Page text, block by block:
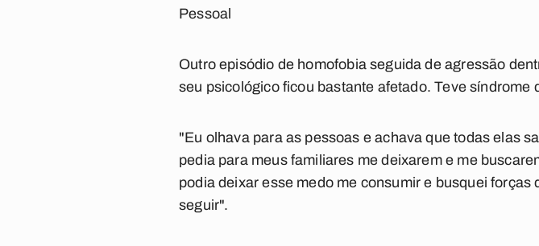
Pessoal
Outroepisódio de homofobia seguida de agressão
seu psicológico ficou bastante afetado. Teve síndrome
"Eu olhava para as pessoas e achava que todas elas
pedia para meus familiares me deixarem e me
podia deixar esse medo me consumir e busquei
seguir".